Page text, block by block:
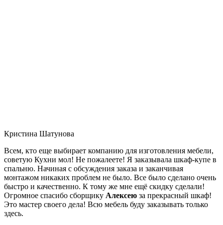
Кристина Шатунова
Всем, кто еще выбирает компанию для изготовления мебели,
советую Кухни мол! Не пожалеете! Я заказывала шкаф-купе в
спальню. Начиная с обсуждения заказа и заканчивая
монтажом никаких проблем не было. Все было сделано очень
быстро и качественно. К тому же мне ещё скидку сделали!
Огромное спасибо сборщику Алексею за прекрасный шкаф!
Это мастер своего дела! Всю мебель буду заказывать только
здесь.